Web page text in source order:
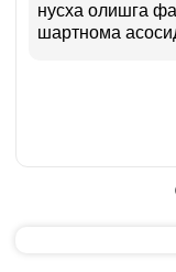
нусха олишга
шартнома